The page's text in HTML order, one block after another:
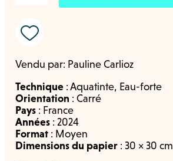
Vendu par: Pauline Carlioz
Années : 2024
Technique : Aquatinte, Eau-forte
Orientation : Carré
Pays : France
Format : Moyen
Dimensions du papier : 30 × 30 cm